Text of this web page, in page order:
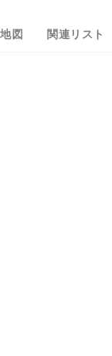
地図 関連リスト